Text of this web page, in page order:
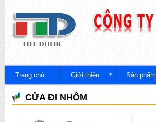
Công
ty
Trang chủ Giới thiệu Sản phẩm
CỬA ĐI NHÔM